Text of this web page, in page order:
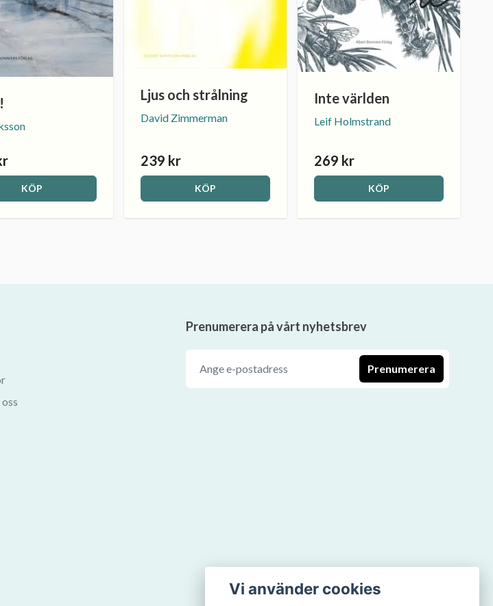
KÖP
Ljus och strålning
David Zimmerman
239 kr
KÖP
Inte världen
Leif Holmstrand
269 kr
KÖP
Prenumerera på vårt nyhetsbrev
Prenumerera
Vi använder cookies